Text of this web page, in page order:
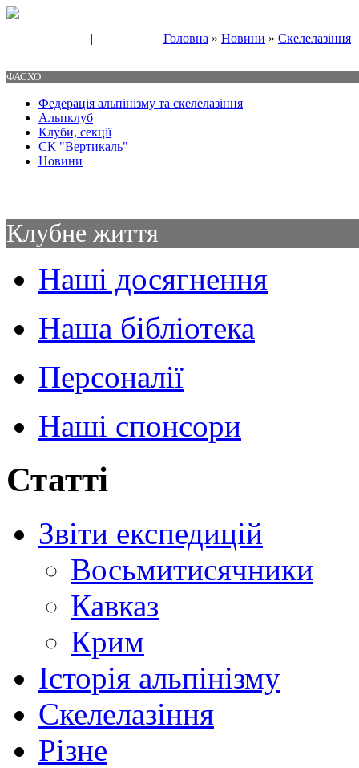
| Головна » Новини » Скелелазіння
ФАСХО
Федерація альпінізму та скелелазіння
Альпклуб
Клуби, секції
СК "Вертикаль"
Новини
Клубне життя
Наші досягнення
Наша бібліотека
Персоналії
Наші спонсори
Статті
Звіти експедицій
Восьмитисячники
Кавказ
Крим
Історія альпінізму
Скелелазіння
Різне